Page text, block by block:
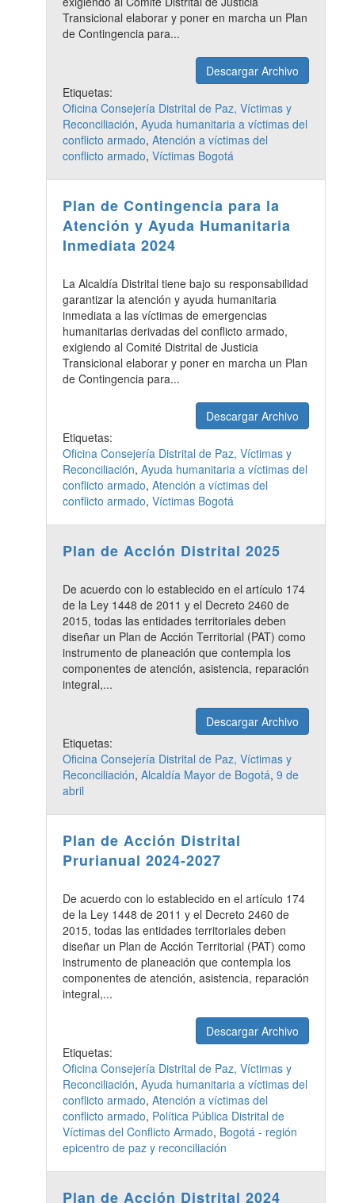
Transicional elaborar y poner en marcha un Plan
de Contingencia para...
Descargar Archivo
Etiquetas:
Oficina Consejería Distrital de Paz, Víctimas y
Reconciliación, Ayuda humanitaria a víctimas del
conflicto armado, Atención a víctimas del
conflicto armado, Víctimas Bogotá
Plan de Contingencia para la
Atención y Ayuda Humanitaria
Inmediata 2024
La Alcaldía Distrital tiene bajo su responsabilidad
garantizar la atención y ayuda humanitaria
inmediata a las víctimas de emergencias
humanitarias derivadas del conflicto armado,
exigiendo al Comité Distrital de Justicia
Transicional elaborar y poner en marcha un Plan
de Contingencia para...
Descargar Archivo
Etiquetas:
Oficina Consejería Distrital de Paz, Víctimas y
Reconciliación, Ayuda humanitaria a víctimas del
conflicto armado, Atención a víctimas del
conflicto armado, Víctimas Bogotá
Plan de Acción Distrital 2025
De acuerdo con lo establecido en el artículo 174
de la Ley 1448 de 2011 y el Decreto 2460 de
2015, todas las entidades territoriales deben
diseñar un Plan de Acción Territorial (PAT) como
instrumento de planeación que contempla los
componentes de atención, asistencia, reparación
integral,...
Descargar Archivo
Etiquetas:
Oficina Consejería Distrital de Paz, Víctimas y
Reconciliación, Alcaldía Mayor de Bogotá, 9 de
abril
Plan de Acción Distrital
Prurianual 2024-2027
De acuerdo con lo establecido en el artículo 174
de la Ley 1448 de 2011 y el Decreto 2460 de
2015, todas las entidades territoriales deben
diseñar un Plan de Acción Territorial (PAT) como
instrumento de planeación que contempla los
componentes de atención, asistencia, reparación
integral,...
Descargar Archivo
Etiquetas:
Oficina Consejería Distrital de Paz, Víctimas y
Reconciliación, Ayuda humanitaria a víctimas del
conflicto armado, Atención a víctimas del
conflicto armado, Política Pública Distrital de
Víctimas del Conflicto Armado, Bogotá - región
epicentro de paz y reconciliación
Plan de Acción Distrital 2024